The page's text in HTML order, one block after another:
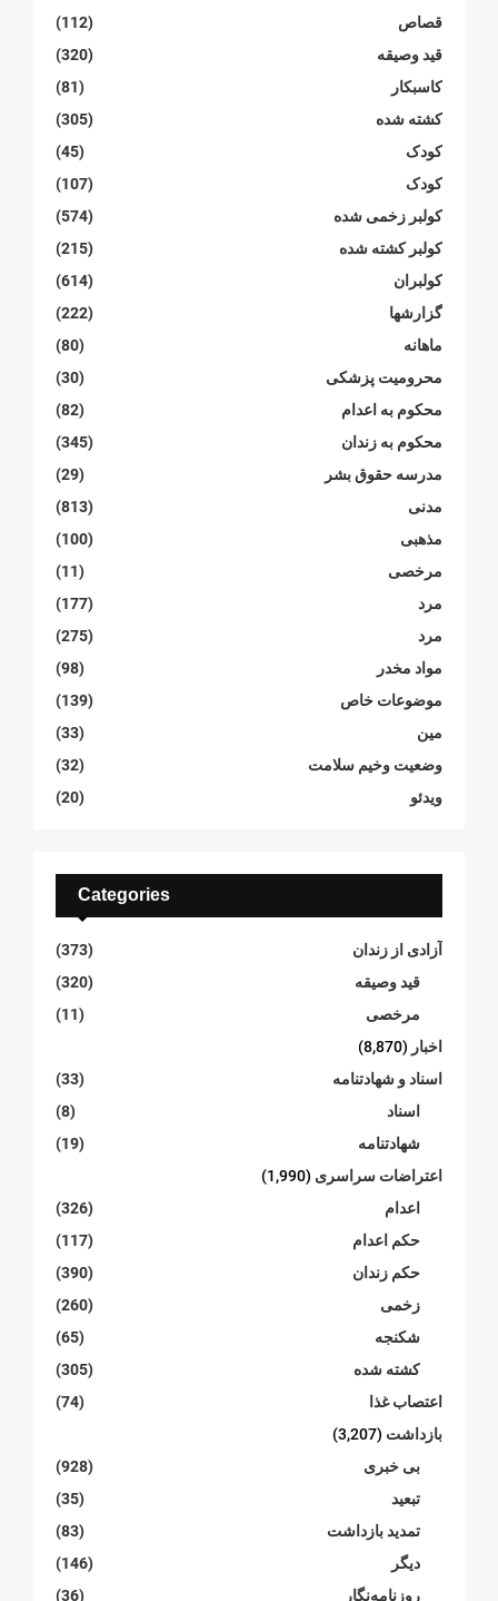
قصاص
(112)
قید وصیقه
(320)
کاسبکار
(81)
کشته شده
(305)
کودک
(45)
کودک
(107)
کولبر زخمی شدە
(574)
کولبر کشتە شدە
(215)
کولبران
(614)
گزارشها
(222)
ماهانە
(80)
محرومیت پزشکی
(30)
محکوم بە اعدام
(82)
محکوم بە زندان
(345)
مدرسە حقوق بشر
(29)
مدنی
(813)
مذهبی
(100)
مرخصی
(11)
مرد
(177)
مرد
(275)
مواد مخدر
(98)
موضوعات خاص
(139)
مین
(33)
وضعیت وخیم سلامت
(32)
ویدئو
(20)
Categories
آزادی از زندان
(373)
قید وصیقه
(320)
مرخصی
(11)
اخبار (8,870)
اسناد و شهادتنامە
(33)
اسناد
(8)
شهادتنامە
(19)
اعتراضات سراسری (1,990)
اعدام
(326)
حکم اعدام
(117)
حکم زندان
(390)
زخمی
(260)
شکنجە
(65)
کشته شده
(305)
اعتصاب غذا
(74)
بازداشت (3,207)
بی خبری
(928)
تبعید
(35)
تمدید بازداشت
(83)
دیگر
(146)
روزنامەنگار
(36)